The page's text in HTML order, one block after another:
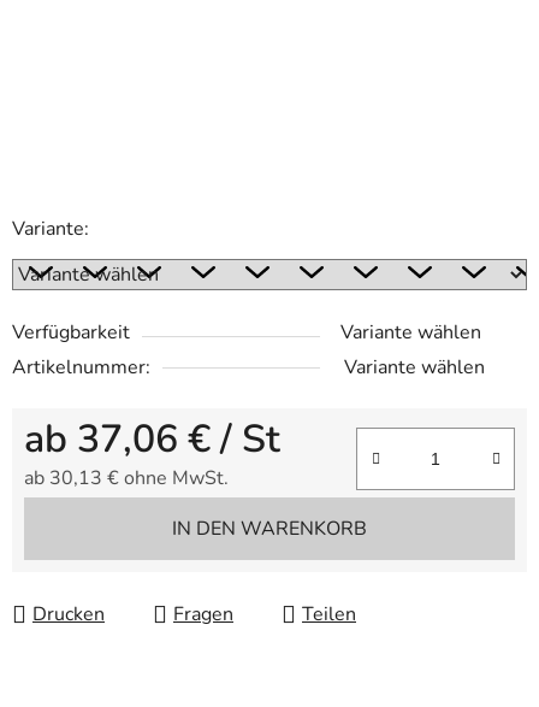
Variante:
Verfügbarkeit
Variante wählen
Artikelnummer:
Variante wählen
ab 37,06 €/ St
ab 30,13 €ohne MwSt.
IN DEN WARENKORB
Drucken Fragen Teilen